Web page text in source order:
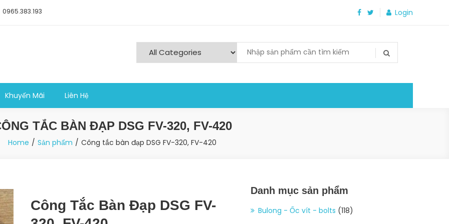
0965.383.193 Login
Khuyến Mãi Liên Hệ
TẮC BÀN ĐẠP DSG FV-320, FV-420
Home Sản phẩm Công tắc bàn đạp DSG FV-320, FV-420
Công Tắc Bàn Đạp DSG FV-
Danh mục sản phẩm
Bulong - Ốc vít - bolts (118)